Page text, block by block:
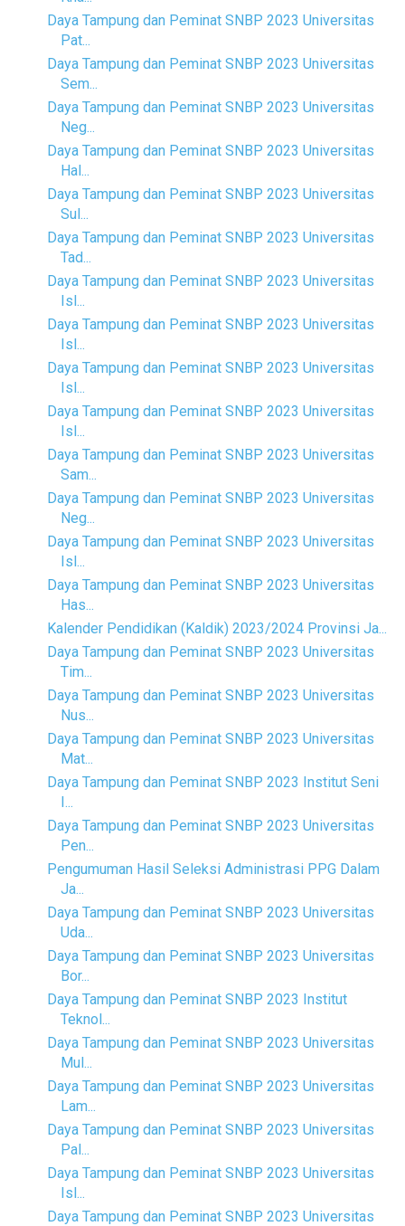
Daya Tampung dan Peminat SNBP 2023 Universitas
Pat...
Daya Tampung dan Peminat SNBP 2023 Universitas
Sem...
Daya Tampung dan Peminat SNBP 2023 Universitas
Neg...
Daya Tampung dan Peminat SNBP 2023 Universitas
Hal...
Daya Tampung dan Peminat SNBP 2023 Universitas
Sul...
Daya Tampung dan Peminat SNBP 2023 Universitas
Tad...
Daya Tampung dan Peminat SNBP 2023 Universitas
Isl...
Daya Tampung dan Peminat SNBP 2023 Universitas
Isl...
Daya Tampung dan Peminat SNBP 2023 Universitas
Isl...
Daya Tampung dan Peminat SNBP 2023 Universitas
Isl...
Daya Tampung dan Peminat SNBP 2023 Universitas
Sam...
Daya Tampung dan Peminat SNBP 2023 Universitas
Neg...
Daya Tampung dan Peminat SNBP 2023 Universitas
Isl...
Daya Tampung dan Peminat SNBP 2023 Universitas
Has...
Kalender Pendidikan (Kaldik) 2023/2024 Provinsi Ja...
Daya Tampung dan Peminat SNBP 2023 Universitas
Tim...
Daya Tampung dan Peminat SNBP 2023 Universitas
Nus...
Daya Tampung dan Peminat SNBP 2023 Universitas
Mat...
Daya Tampung dan Peminat SNBP 2023 Institut Seni
I...
Daya Tampung dan Peminat SNBP 2023 Universitas
Pen...
Pengumuman Hasil Seleksi Administrasi PPG Dalam
Ja...
Daya Tampung dan Peminat SNBP 2023 Universitas
Uda...
Daya Tampung dan Peminat SNBP 2023 Universitas
Bor...
Daya Tampung dan Peminat SNBP 2023 Institut
Teknol...
Daya Tampung dan Peminat SNBP 2023 Universitas
Mul...
Daya Tampung dan Peminat SNBP 2023 Universitas
Lam...
Daya Tampung dan Peminat SNBP 2023 Universitas
Pal...
Daya Tampung dan Peminat SNBP 2023 Universitas
Isl...
Daya Tampung dan Peminat SNBP 2023 Universitas